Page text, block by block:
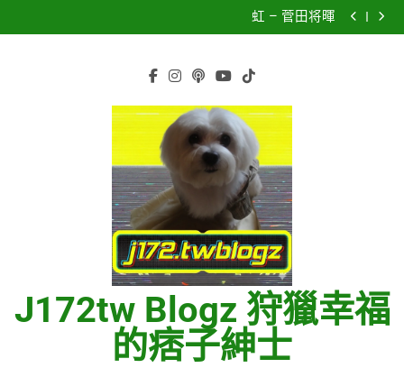
to
再次重逢的世界(다시만난세계)(Into The New World) –
少女時代(소녀시대)(Girls’ Generation)
CELEBRATION – LE SSERAFIM(르세라핌)
J172tw Blogz 狩獵幸福
的痞子紳士